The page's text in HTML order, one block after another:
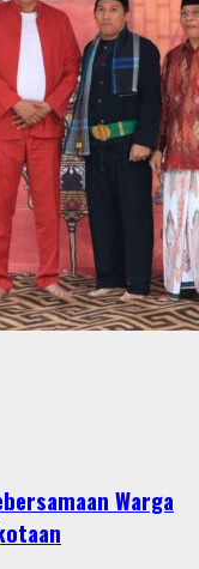
Warga